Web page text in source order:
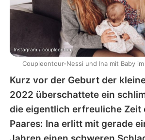
Kurz vor der Geburt der
2022 überschattete ein
die eigentlich erfreuliche Zeit
Paares: Ina erlitt mit gerade
Instagram / coupleontour
Coupleontour-Nessi und Ina mit Baby